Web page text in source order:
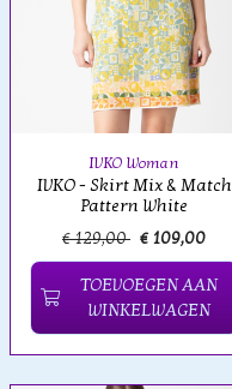
IVKO Woman
IVKO - Skirt Mix & Match
Pattern White
€ 129,00 € 109,00
TOEVOEGEN AAN
WINKELWAGEN